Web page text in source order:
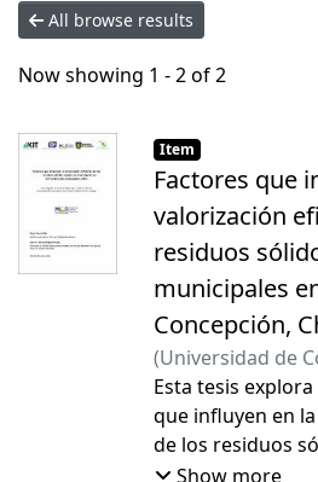
All browse results
Now showing 1 - 2 of 2
Item
Factores que
valorización
residuos
municipales
Concepción,
(Universidad de
Griffin, Flora
Marcela Andrea
Esta tesis
que influyen en
de los residuos
orgánicos
Show more